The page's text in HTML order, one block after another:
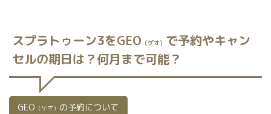
スプラトゥーン3をGEO （ゲオ） で予約やキャン
セルの期日は？何月まで可能？
GEO （ゲオ） の予約について